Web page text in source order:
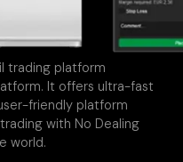
trading platform
It offers ultra-fast
friendly platform
with No Dealing
world.